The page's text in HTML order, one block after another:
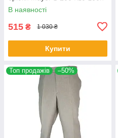
В наявності
515 ₴ 1 030 ₴
Купити
Топ продажів –50%